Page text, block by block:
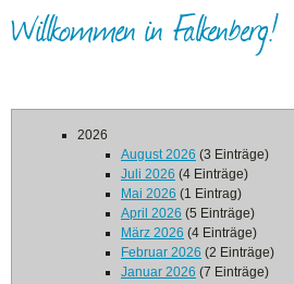
Willkommen in Falkenberg!
2026
August 2026 (3 Einträge)
Juli 2026 (4 Einträge)
Mai 2026 (1 Eintrag)
April 2026 (5 Einträge)
März 2026 (4 Einträge)
Februar 2026 (2 Einträge)
Januar 2026 (7 Einträge)